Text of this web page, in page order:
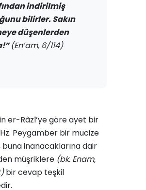
indirilmiş
bilirler. Sakın
düşenlerden
(En’am, 6/114)
er-Râzî’ye göre ayet bir
Peygamber bir mucize
inanacaklarına dair
müşriklere (bk. Enam,
bir cevap teşkil